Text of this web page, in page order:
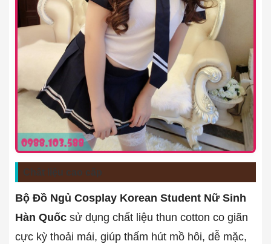
Chất liệu cao cấp
Bộ Đồ Ngủ Cosplay Korean Student Nữ Sinh
Hàn Quốc sử dụng chất liệu thun cotton co giãn
cực kỳ thoải mái, giúp thấm hút mồ hôi, dễ mặc,